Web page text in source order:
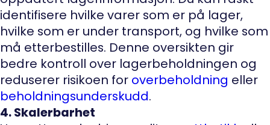
identifisere hvilke varer som er på lager,
hvilke som er under transport, og hvilke som
må etterbestilles. Denne oversikten gir
bedre kontroll over lagerbeholdningen og
reduserer risikoen for overbeholdning eller
beholdningsunderskudd.
4. Skalerbarhet